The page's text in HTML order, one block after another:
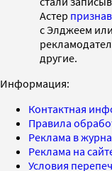
Астер
с Элджеем
другие.
Информация:
Контактная
Правила
Реклама в
Реклама на
Условия